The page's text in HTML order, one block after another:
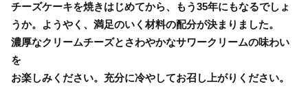
チーズケーキを焼きはじめてから、もう35年にもなるでしょ
うか。ようやく、満足のいく材料の配分が決まりました。
濃厚なクリームチーズとさわやかなサワークリームの味わい
を
お楽しみください。充分に冷やしてお召し上がりください。